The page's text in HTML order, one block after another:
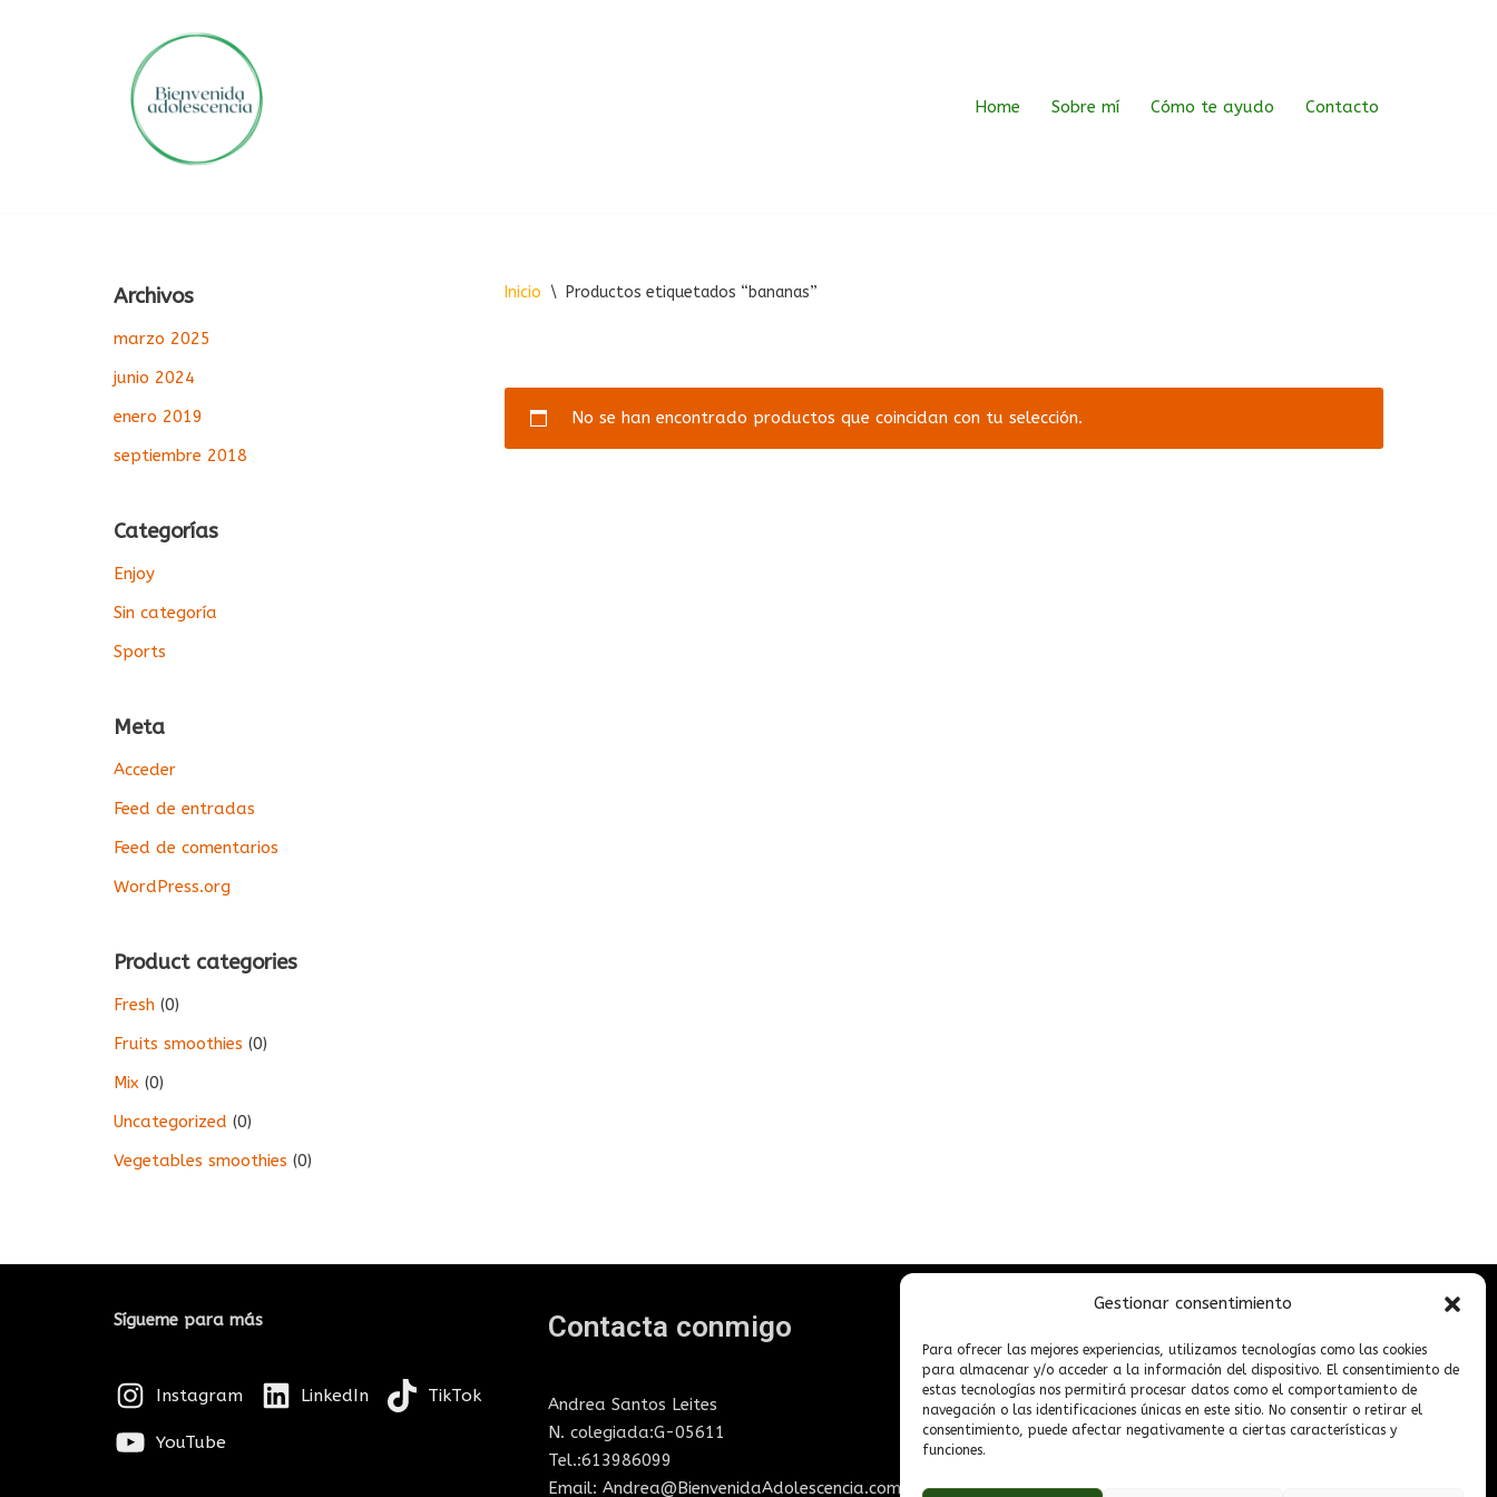
Gestionar consentimiento
Para ofrecer las mejores experiencias, utilizamos tecnologías como las cookies
para almacenar y/o acceder a la información del dispositivo. El consentimiento de
estas tecnologías nos permitirá procesar datos como el comportamiento de
navegación o las identificaciones únicas en este sitio. No consentir o retirar el
consentimiento, puede afectar negativamente a ciertas características y
funciones.
Home Sobre mí Cómo te ayudo Contacto
Archivos
marzo 2025
junio 2024
enero 2019
septiembre 2018
Categorías
Enjoy
Sin categoría
Sports
Meta
Acceder
Feed de entradas
Feed de comentarios
WordPress.org
Product categories
Fresh (0)
Fruits smoothies (0)
Mix (0)
Uncategorized (0)
Vegetables smoothies (0)
Inicio \ Productos etiquetados “bananas”
No se han encontrado productos que coincidan con tu selección.
Sígueme para más
Instagram LinkedIn TikTok
YouTube
Contacta conmigo
Andrea Santos Leites
N. colegiada:G-05611
Tel.:613986099
Email: Andrea@BienvenidaAdolescencia.com
Nota legal
Política de privacidad
Política de cookies